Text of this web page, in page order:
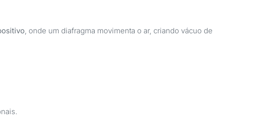
, onde um diafragma movimenta o ar, criando vácuo de